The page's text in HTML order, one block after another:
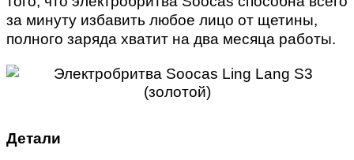
за минуту избавить любое лицо от щетины,
полного заряда хватит на два месяца работы.
Детали